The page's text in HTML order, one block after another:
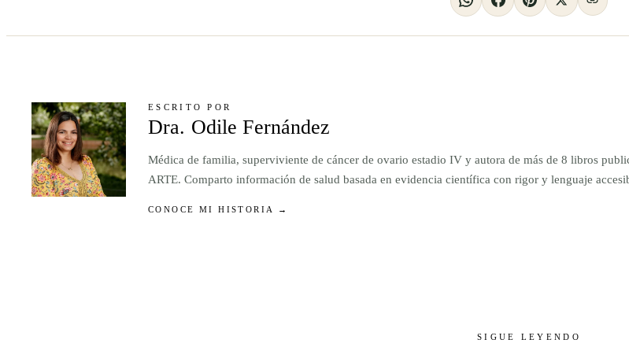
ESCRITO POR
Dra. Odile Fernández
Médica de familia, superviviente de cáncer de ovario estadio IV y autora de más de 8 libros
ARTE. Comparto información de salud basada en evidencia científica con rigor y lenguaje
CONOCE MI HISTORIA →
SIGUE LEYENDO